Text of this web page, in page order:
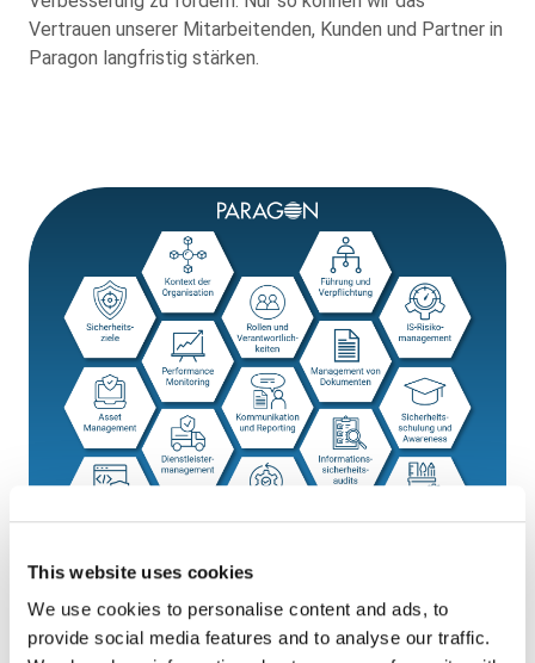
This website uses cookies
We use cookies to personalise content and ads, to
provide social media features and to analyse our traffic.
Vertrauen unserer Mitarbeitenden, Kunden und Partner in
Paragon langfristig stärken.